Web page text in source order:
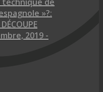
»?:
2019 -